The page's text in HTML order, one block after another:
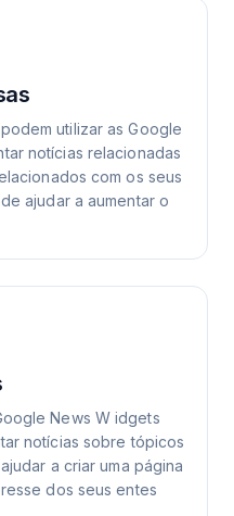
utilizar as Google
notícias relacionadas
com os seus
ajudar a aumentar o
News W idgets
notícias sobre tópicos
a criar uma página
dos seus entes